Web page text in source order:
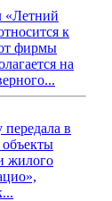
«Летний
к
фирмы
на
в
объекты
жилого